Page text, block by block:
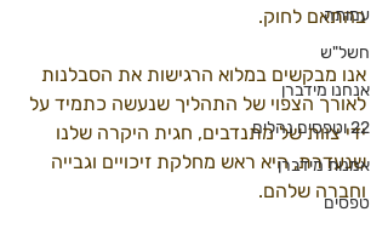
עמותה
חשל"ש
אנחנו מידברן
22 וטפסים נהלים
אמנות מידברן
טפסים
בהתאם לחוק.
אנו מבקשים במלוא הרגישות את הסבלנות
לאורך הצפוי של התהליך שנעשה כתמיד על
ידי צוות של מתנדבים, חגית היקרה שלנו
שנעדרת, היא ראש מחלקת זיכויים וגבייה
וחברה שלהם.